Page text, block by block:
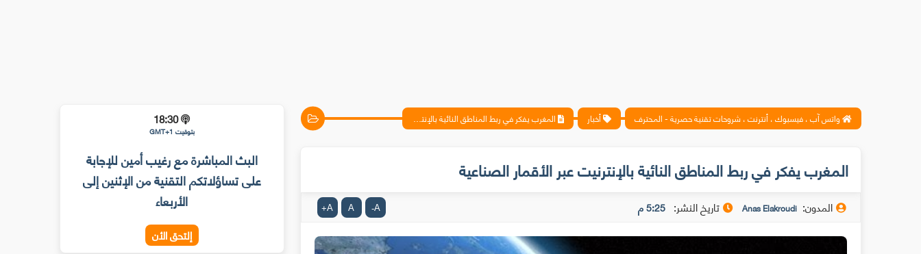
واتس آب ، فيسبوك ، أنترنت ، شروحات تقنية حصرية - المحترف أخبار المغرب يفكر في ربط المناطق النائية بالإنترنيت عبر الأقمار الصناعية
المغرب يفكر في ربط المناطق النائية بالإنترنيت عبر الأقمار الصناعية
المدون: Anas Elakroudi تاريخ النشر: 5:25 م A
-
A
A
+
18:30
بتوقيت GMT+1
البث المباشرة مع رغيب أمين للإجابة
على تساؤلاتكم التقنية من الإثنين إلى
الأربعاء
إلتحق الأن